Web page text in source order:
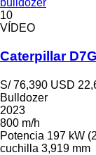
10
VÍDEO
Caterpillar
S/ 76,390 USD
Bulldozer
2023
800 m/h
Potencia 197 kW
cuchilla 3,919 mm